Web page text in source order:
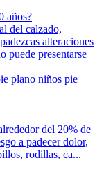
años?
del calzado,
alteraciones
puede presentarse
plano niños pie
del 20% de
a padecer dolor,
rodillas, ca...